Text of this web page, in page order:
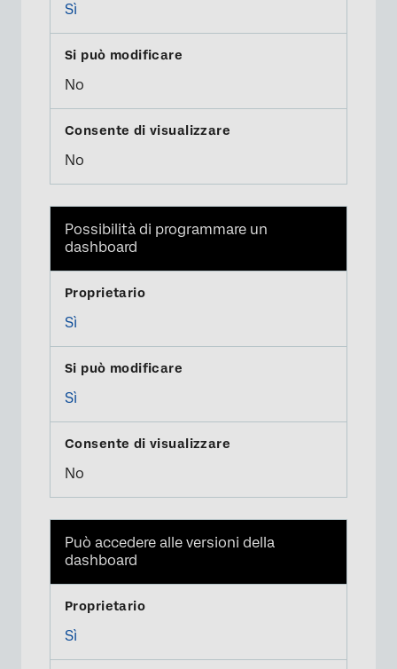
Sì
No
No
Possibilità di programmare un
dashboard
Sì
Sì
No
Può accedere alle versioni della
dashboard
Sì